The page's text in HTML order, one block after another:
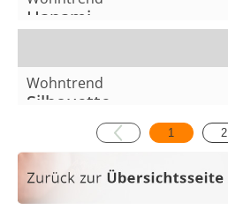
Hanami
Wohntrend
Silhouette
1 2